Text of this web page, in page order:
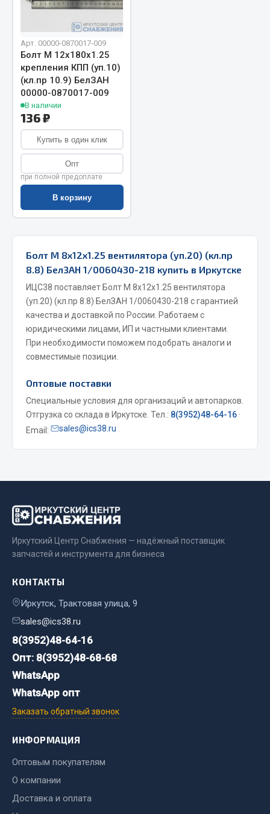
Амортизаторы для полуприцепов
Весь раздел
Запчасти КамАЗ
Двигатель
Система питания
Система выпуска газа
Сцепление
Коробка передач ZF
Показать ещё
Весь раздел
Запчасти МАЗ
Система питания
Тормозная система
Двери
Окно ветровое
Двигатель
Весь раздел
Запчасти Урал
Мост задний
Система питания
Система выпуска газа
Система охлаждения
Сцепление
Тормозная система
Весь раздел
Двигатель
Система питания
Арт. 00000-0870017-009
Болт М 12х180х1.25
крепления КПП (уп.10)
(кл.пр 10.9) БелЗАН
00000-0870017-009
В наличии
136 ₽
Купить в один клик
Опт
при полной предоплате
В корзину
Болт М 8х12х1.25 вентилятора (уп.20) (кл.пр
8.8) БелЗАН 1/0060430-218 купить в Иркутске
ИЦС38 поставляет Болт М 8х12х1.25 вентилятора
(уп.20) (кл.пр 8.8) БелЗАН 1/0060430-218 с гарантией
качества и доставкой по России. Работаем с
юридическими лицами, ИП и частными клиентами.
При необходимости поможем подобрать аналоги и
совместимые позиции.
Оптовые поставки
Специальные условия для организаций и автопарков.
Отгрузка со склада в Иркутске. Тел.: 8(3952)48-64-16 ·
Email:
sales@ics38.ru
Иркутский Центр Снабжения — надёжный поставщик
запчастей и инструмента для бизнеса
КОНТАКТЫ
Иркутск, Трактовая улица, 9
sales@ics38.ru
8(3952)48-64-16
Опт: 8(3952)48-68-68
WhatsApp
WhatsApp опт
Заказать обратный звонок
ИНФОРМАЦИЯ
Оптовым покупателям
О компании
Доставка и оплата